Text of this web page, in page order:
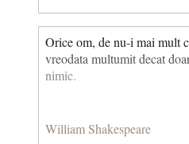
feniletilamina (FEA),
de exaltare, de euforie.
vedere înseamnă că
sunt saturaţi cu EA.
decât endorfine (opiul
mai acţioneze după trei ani.
Orice om, de nu-i mai mult
vreodata multumit decat
nimic.
William Shakespeare